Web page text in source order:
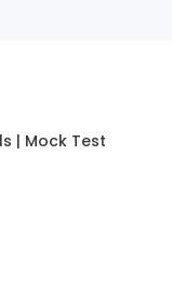
| Mock Test